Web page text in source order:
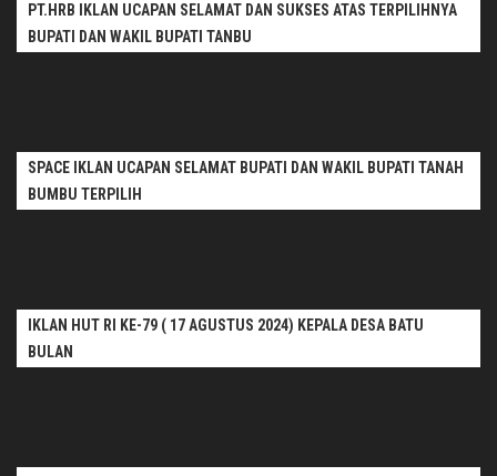
PT.HRB IKLAN UCAPAN SELAMAT DAN SUKSES ATAS TERPILIHNYA
BUPATI DAN WAKIL BUPATI TANBU
SPACE IKLAN UCAPAN SELAMAT BUPATI DAN WAKIL BUPATI TANAH
BUMBU TERPILIH
IKLAN HUT RI KE-79 ( 17 AGUSTUS 2024) KEPALA DESA BATU
BULAN